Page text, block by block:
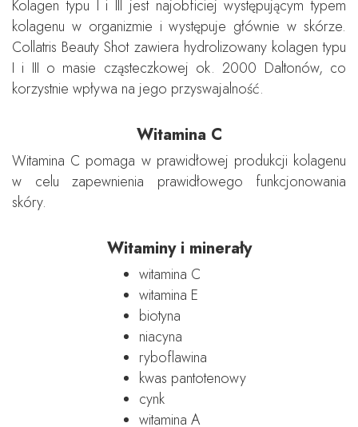
Kolagen typu I i III jest najobficiej występującym typem
kolagenu w organizmie i występuje głównie w skórze.
Collatris Beauty Shot zawiera hydrolizowany kolagen typu
I i III o masie cząsteczkowej ok. 2000 Daltonów, co
korzystnie wpływa na jego przyswajalność.
Witamina C
Witamina C pomaga w prawidłowej produkcji kolagenu
w celu zapewnienia prawidłowego funkcjonowania
skóry.
Witaminy i minerały
witamina C
witamina E
biotyna
niacyna
ryboflawina
kwas pantotenowy
cynk
witamina A